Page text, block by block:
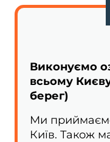
Виконуємо
всьому
берег)
Ми
Київ. Також